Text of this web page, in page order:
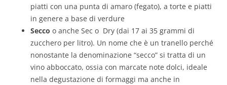
piatti con una punta di amaro (fegato), a torte e piatti
in genere a base di verdure
Secco o anche Sec o Dry (dai 17 ai 35 grammi di
zucchero per litro). Un nome che è un tranello perché
nonostante la denominazione “secco” si tratta di un
vino abboccato, ossia con marcate note dolci, ideale
nella degustazione di formaggi ma anche in